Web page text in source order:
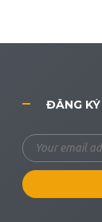
ĐĂNG KÝ